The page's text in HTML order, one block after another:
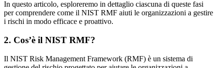
In questo articolo, esploreremo in dettaglio ciascuna di queste fasi
per comprendere come il NIST RMF aiuti le organizzazioni a gestire
i rischi in modo efficace e proattivo.
2. Cos’è il NIST RMF?
Il NIST Risk Management Framework (RMF) è un sistema di